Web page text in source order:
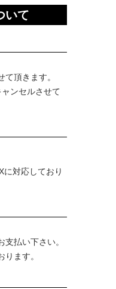
いて
頂きます。
ンセルさせて
に対応しており
払い下さい。
ります。